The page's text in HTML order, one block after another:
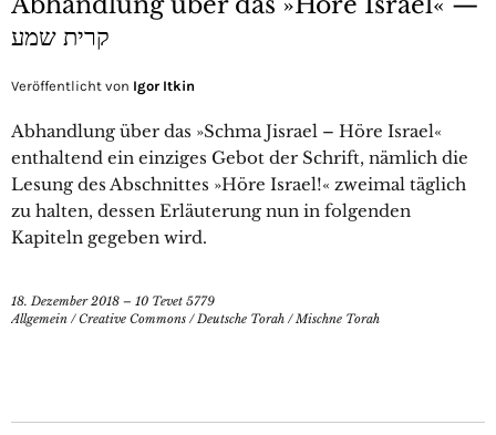
קרית שמע
Veröffentlicht von Igor Itkin
Abhandlung über das »Schma Jisrael – Höre Israel«
enthaltend ein einziges Gebot der Schrift, nämlich die
Lesung des Abschnittes »Höre Israel!« zweimal täglich
zu halten, dessen Erläuterung nun in folgenden
Kapiteln gegeben wird.
18. Dezember 2018 – 10 Tevet 5779
Allgemein /Creative Commons /Deutsche Torah /Mischne Torah